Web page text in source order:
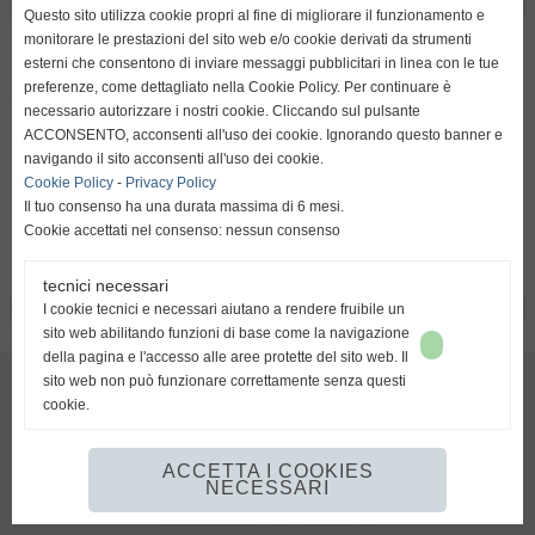
Alessandro Marchetti giocherà nel FC Alashkert. Il difensore
italiano, dopo il buon campionato nella massima divisione
bulgara, ha accettato l´offerta del club armeno che dopo il
successo nell´ultimo campionato punta a rinforzarsi per
tentare l´avventura nei preliminari di Champions.
Marchetti ha già raggiunto la capitale e si è unito alla
nuova squadra.
<< PRECEDENTE SUCCESSIVO >>
AMSports - Pro-AM Academy
Realizzazione siti web www.sitoper.it
Questo sito utilizza cookie propri al fine di migliorare il funzionamento e
monitorare le prestazioni del sito web e/o cookie derivati da strumenti
esterni che consentono di inviare messaggi pubblicitari in linea con le tue
preferenze, come dettagliato nella Cookie Policy. Per continuare è
necessario autorizzare i nostri cookie. Cliccando sul pulsante
ACCONSENTO, acconsenti all'uso dei cookie. Ignorando questo banner e
navigando il sito acconsenti all'uso dei cookie.
Cookie Policy - Privacy Policy
Il tuo consenso ha una durata massima di 6 mesi.
Cookie accettati nel consenso: nessun consenso
tecnici necessari
I cookie tecnici e necessari aiutano a rendere fruibile un
sito web abilitando funzioni di base come la navigazione
della pagina e l'accesso alle aree protette del sito web. Il
sito web non può funzionare correttamente senza questi
cookie.
ACCETTA I COOKIES
NECESSARI